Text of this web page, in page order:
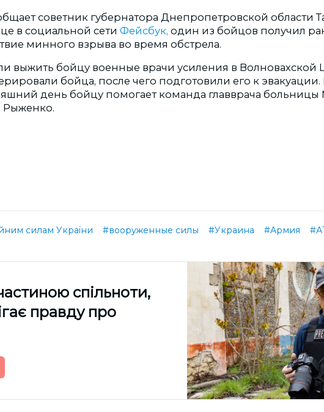
советник губернатора Днепропетровской области
в социальной сети Фейсбук, один из бойцов получил
минного взрыва во время обстрела.
выжить бойцу военные врачи усиления в Волновахской
бойца, после чего подготовили его к эвакуации.
день бойцу помогает команда главврача
Рыженко.
силам України #вооруженные силы #Украина #Армия
спільноти,
правду про